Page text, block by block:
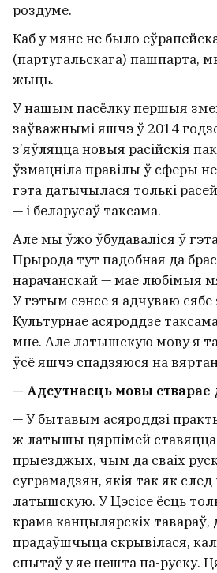
роздуме.
Каб у мяне не было
(партугальскага) пашпарта,
жыць.
У нашым пасёлку першыя
заўважнымі яшчэ ў 2014
з’яўляцца новыя расійскія
ўзмацніла правілы ў сферы
гэта датычылася толькі
— і беларусаў таксама.
Але мы ўжо ўбудаваліся ў
Прырода тут падобная да
нарачанскай — мае любімыя
У гэтым сэнсе я адчуваю сябе
Культурнае асяроддзе
мне. Але латышскую мову я
ўсё яшчэ спадзяюся на
— Адсутнасць мовы
— У бытавым асяроддзі
ж латышы цярпімей
прыезджых, чым да сваіх
суграмадзян, якія так як
латышскую. У Цэсісе ёсць
крама канцылярскіх тавараў,
прадаўшчыца скрывілася,
спытаў у яе нешта па-руску.